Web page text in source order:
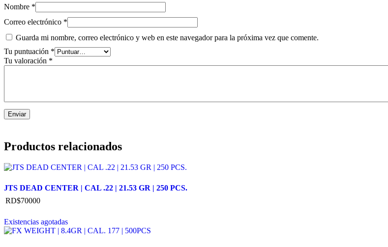
Nombre *
Correo electrónico *
Guarda mi nombre, correo electrónico y web en este navegador para la próxima vez que comente.
Tu puntuación *
Tu valoración *
Productos relacionados
JTS DEAD CENTER | CAL .22 | 21.53 GR | 250 PCS.
RD$70000
Existencias agotadas